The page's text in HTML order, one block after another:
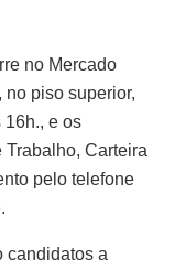
no Mercado
no piso superior,
16h., e os
Trabalho, Carteira
pelo telefone
candidatos a